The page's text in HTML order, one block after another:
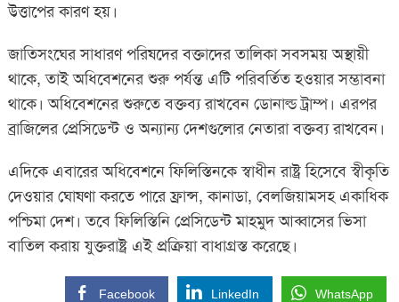
উত্তাপের কারণ হয়।
জাতিসংঘের সাধারণ পরিষদের বক্তাদের তালিকা সবসময় অস্থায়ী
থাকে, তাই অধিবেশনের শুরু পর্যন্ত এটি পরিবর্তিত হওয়ার সম্ভাবনা
থাকে। অধিবেশনের শুরুতে বক্তব্য রাখবেন ডোনাল্ড ট্রাম্প। এরপর
ব্রাজিলের প্রেসিডেন্ট ও অন্যান্য দেশগুলোর নেতারা বক্তব্য রাখবেন।
এদিকে এবারের অধিবেশনে ফিলিস্তিনকে স্বাধীন রাষ্ট্র হিসেবে স্বীকৃতি
দেওয়ার ঘোষণা করতে পারে ফ্রান্স, কানাডা, বেলজিয়ামসহ একাধিক
পশ্চিমা দেশ। তবে ফিলিস্তিনি প্রেসিডেন্ট মাহমুদ আব্বাসের ভিসা
বাতিল করায় যুক্তরাষ্ট্র এই প্রক্রিয়া বাধাগ্রস্ত করেছে।
Facebook LinkedIn WhatsApp